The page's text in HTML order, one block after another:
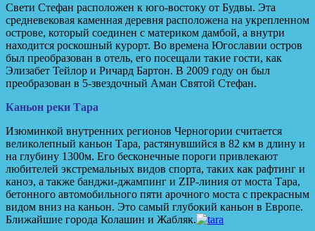
Свети Стефан расположен к юго-востоку от Будвы. Эта
средневековая каменная деревня расположена на укрепленном
острове, который соединен с материком дамбой, а внутри
находится роскошный курорт. Во времена Югославии остров
был преобразован в отель, его посещали такие гости, как
Элизабет Тейлор и Ричард Бартон. В 2009 году он был
преобразован в 5-звездочный Аман Святой Стефан.
Каньон реки Тара
Изюминкой внутренних регионов Черногории считается
великолепный каньон Тара, растянувшийся в 82 км в длину и
на глубину 1300м. Его бесконечные пороги привлекают
любителей экстремальных видов спорта, таких как рафтинг и
каноэ, а также банджи-джампинг и ZIP-линия от моста Тара,
бетонного автомобильного пяти арочного моста с прекрасным
видом вниз на каньон. Это самый глубокий каньон в Европе.
Ближайшие города Колашин и Жабляк.